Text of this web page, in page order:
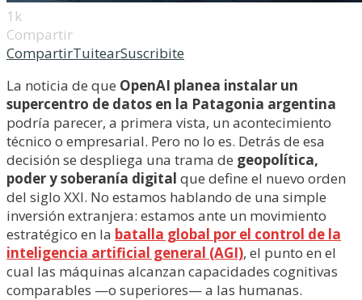
1k
Compartir
CompartirTuitearSuscribite
La noticia de que OpenAI planea instalar un
supercentro de datos en la Patagonia argentina
podría parecer, a primera vista, un acontecimiento
técnico o empresarial. Pero no lo es. Detrás de esa
decisión se despliega una trama de geopolítica,
poder y soberanía digital que define el nuevo orden
del siglo XXI. No estamos hablando de una simple
inversión extranjera: estamos ante un movimiento
estratégico en la batalla global por el control de la
inteligencia artificial general (AGI), el punto en el
cual las máquinas alcanzan capacidades cognitivas
comparables —o superiores— a las humanas.